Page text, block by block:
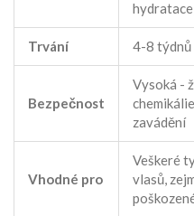
Trvání 4-8 týdnů
Bezpečnost
Vysoká -
zavádění
Vhodné pro
Veškeré
vlasů,